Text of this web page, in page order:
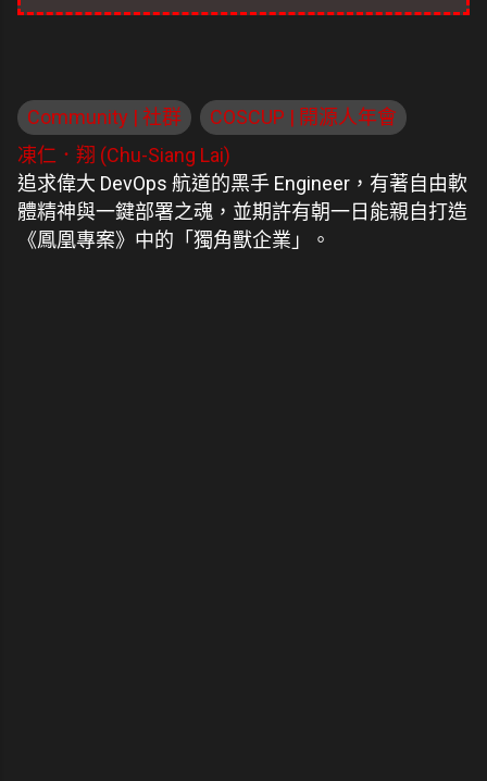
Community | 社群
COSCUP | 開源人年會
凍仁．翔 (Chu-Siang Lai)
追求偉大 DevOps 航道的黑手 Engineer，有著自由軟
體精神與一鍵部署之魂，並期許有朝一日能親自打造
《鳳凰專案》中的「獨角獸企業」。